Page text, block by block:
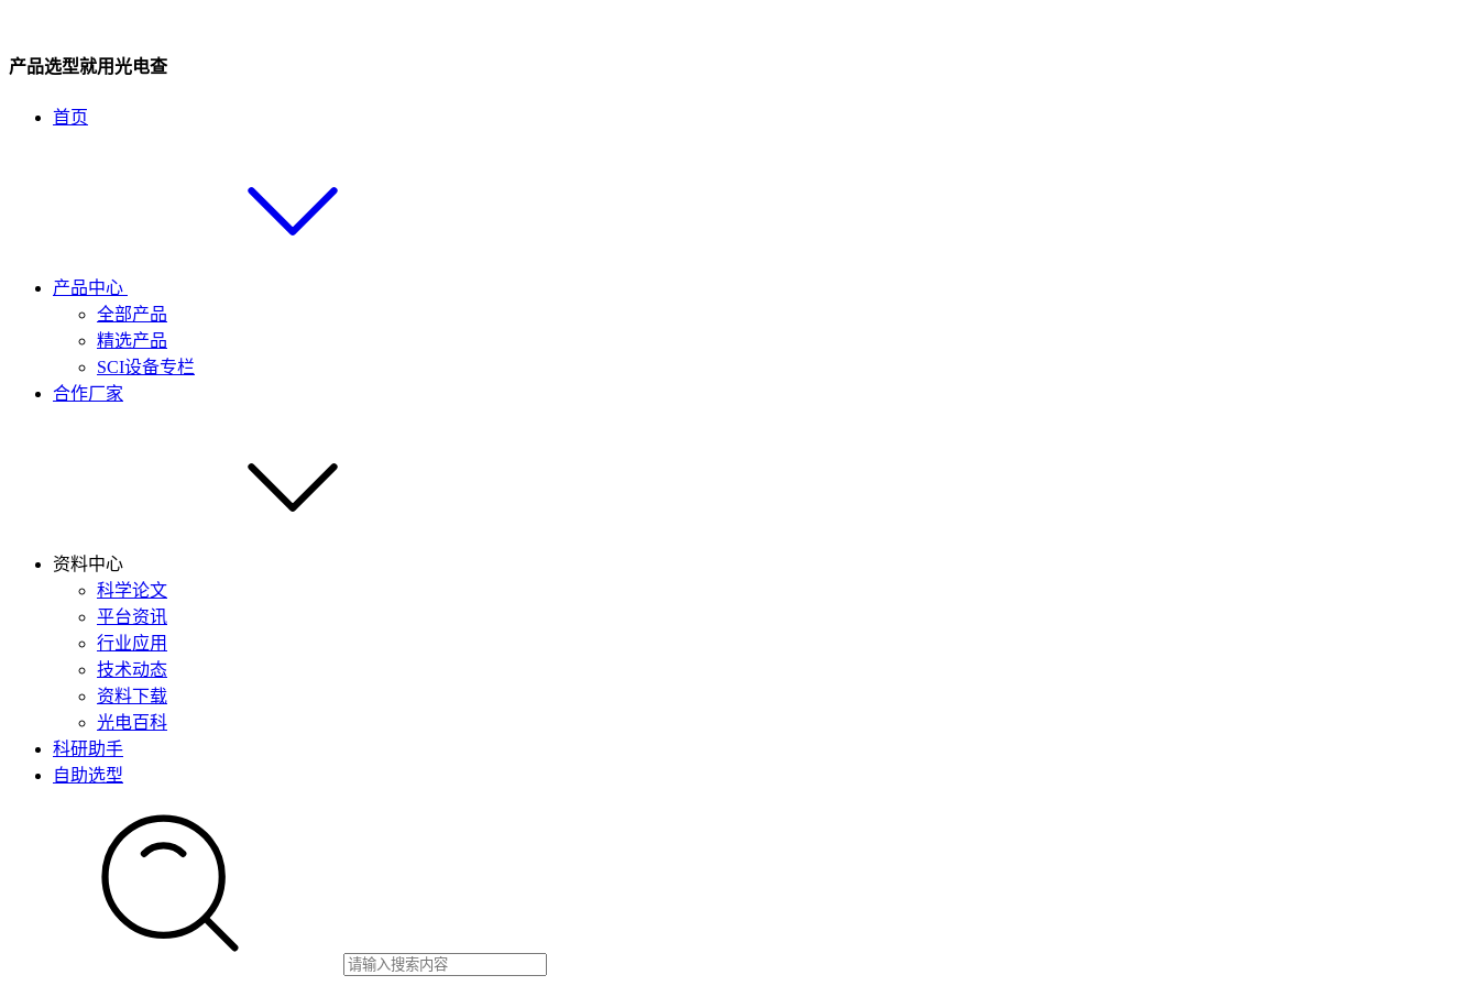
产品选型就用光电查
首页
产品中心
全部产品
精选产品
SCI设备专栏
合作厂家
资料中心
科学论文
平台资讯
行业应用
技术动态
资料下载
光电百科
科研助手
自助选型